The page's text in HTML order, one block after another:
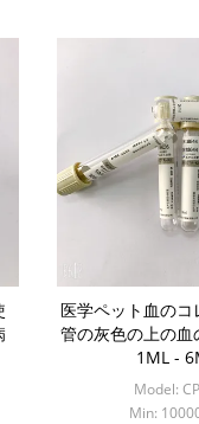
医学ペット血のコ
管の灰色の上の血
1ML -
Model:
Min: